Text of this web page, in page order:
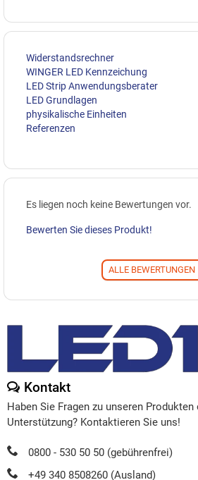
Widerstandsrechner
WINGER LED Kennzeichung
LED Strip Anwendungsberater
LED Grundlagen
physikalische Einheiten
Referenzen
Es liegen noch keine Bewertungen vor.
Bewerten Sie dieses Produkt!
ALLE BEWERTUNGEN
Kontakt
Haben Sie Fragen zu unseren
Unterstützung? Kontaktieren Sie uns!
0800 - 530 50 50 (gebührenfrei)
+49 340 8508260 (Ausland)